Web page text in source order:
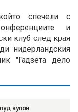
спечели с
и
клуб след края
нидерландския
"Гадзета дело
купон